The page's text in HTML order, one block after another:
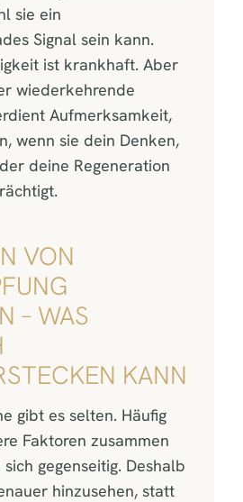
sie ein
Signal sein kann.
ist krankhaft. Aber
wiederkehrende
Aufmerksamkeit,
wenn sie dein Denken,
deine Regeneration
VON
– WAS
KANN
gibt es selten. Häufig
Faktoren zusammen
gegenseitig. Deshalb
hinzusehen, statt